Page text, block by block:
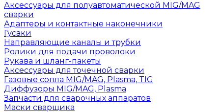
Аксессуары для полуавтоматической MIG/MAG
сварки
Адаптеры и контактные наконечники
Гусаки
Направляющие каналы и трубки
Ролики для подачи проволоки
Рукава и шланг-пакеты
Аксессуары для точечной сварки
Газовые сопла MIG/MAG, Plasma, TIG
Диффузоры MIG/MAG, Plasma
Запчасти для сварочных аппаратов
Маски сварщика